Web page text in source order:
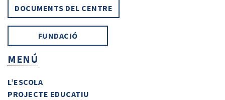
DOCUMENTS DEL CENTRE
FUNDACIÓ
MENÚ
L’ESCOLA
PROJECTE EDUCATIU